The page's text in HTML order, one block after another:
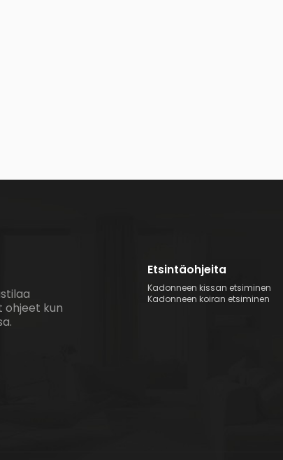
ohjeet kun
Etsintäohjeita
Kadonneen kissan etsiminen
Kadonneen koiran etsiminen